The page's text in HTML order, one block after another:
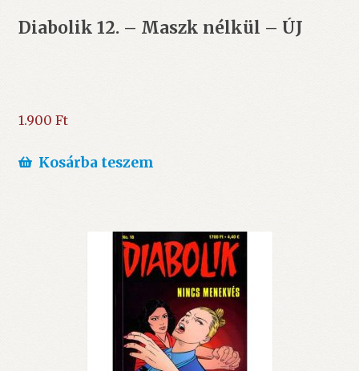
Diabolik 12. – Maszk nélkül – ÚJ
1.900 Ft
Kosárba teszem